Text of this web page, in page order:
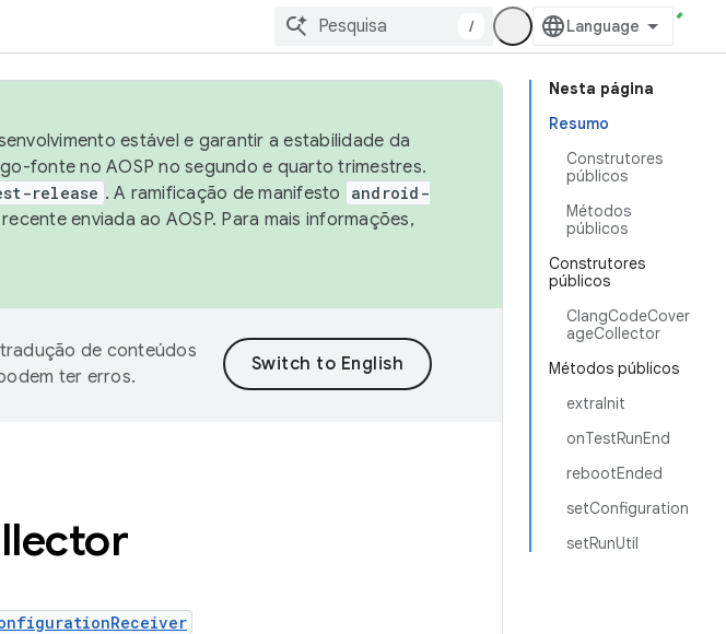
/
Nesta página
Resumo
Construtores
públicos
Métodos
públicos
Construtores
públicos
ClangCodeCover
ageCollector
Métodos públicos
extraInit
onTestRunEnd
rebootEnded
setConfiguration
setRunUtil
estável e garantir a estabilidade da
fonte no AOSP no segundo e quarto trimestres.
release . A ramificação de manifesto
android-
enviada ao AOSP. Para mais informações,
de conteúdos
ter erros.